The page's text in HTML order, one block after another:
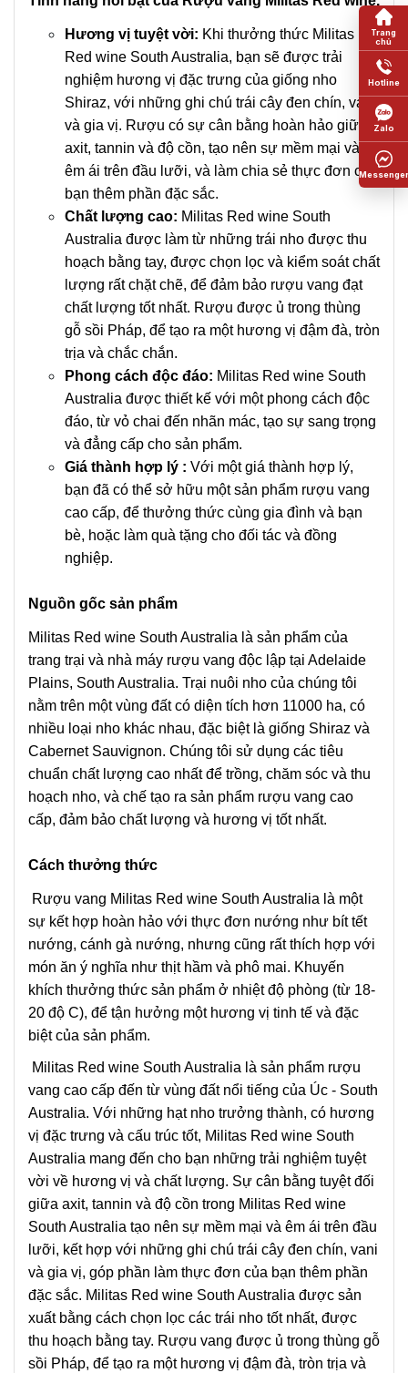
Hương vị tuyệt vời: Khi thưởng thức Militas
Red wine South Australia, bạn sẽ được trải
nghiệm hương vị đặc trưng của giống nho
Shiraz, với những ghi chú trái cây đen chín, vani
và gia vị. Rượu có sự cân bằng hoàn hảo giữa
axit, tannin và độ cồn, tạo nên sự mềm mại và
êm ái trên đầu lưỡi, và làm chia sẻ thực đơn của
bạn thêm phần đặc sắc.
Chất lượng cao: Militas Red wine South
Australia được làm từ những trái nho được thu
hoạch bằng tay, được chọn lọc và kiểm soát chất
lượng rất chặt chẽ, để đảm bảo rượu vang đạt
chất lượng tốt nhất. Rượu được ủ trong thùng
gỗ sồi Pháp, để tạo ra một hương vị đậm đà, tròn
trịa và chắc chắn.
Phong cách độc đáo: Militas Red wine South
Australia được thiết kế với một phong cách độc
đáo, từ vỏ chai đến nhãn mác, tạo sự sang trọng
và đẳng cấp cho sản phẩm.
Giá thành hợp lý : Với một giá thành hợp lý,
bạn đã có thể sở hữu một sản phẩm rượu vang
cao cấp, để thưởng thức cùng gia đình và bạn
bè, hoặc làm quà tặng cho đối tác và đồng
nghiệp.
Nguồn gốc sản phẩm
Militas Red wine South Australia là sản phẩm của
trang trại và nhà máy rượu vang độc lập tại Adelaide
Plains, South Australia. Trại nuôi nho của chúng tôi
nằm trên một vùng đất có diện tích hơn 11000 ha, có
nhiều loại nho khác nhau, đặc biệt là giống Shiraz và
Cabernet Sauvignon. Chúng tôi sử dụng các tiêu
chuẩn chất lượng cao nhất để trồng, chăm sóc và thu
hoạch nho, và chế tạo ra sản phẩm rượu vang cao
cấp, đảm bảo chất lượng và hương vị tốt nhất.
Cách thưởng thức
Rượu vang Militas Red wine South Australia là một
sự kết hợp hoàn hảo với thực đơn nướng như bít tết
nướng, cánh gà nướng, nhưng cũng rất thích hợp với
món ăn ý nghĩa như thịt hầm và phô mai. Khuyến
khích thưởng thức sản phẩm ở nhiệt độ phòng (từ 18-
20 độ C), để tận hưởng một hương vị tinh tế và đặc
biệt của sản phẩm.
Militas Red wine South Australia là sản phẩm rượu
vang cao cấp đến từ vùng đất nổi tiếng của Úc - South
Australia. Với những hạt nho trưởng thành, có hương
vị đặc trưng và cấu trúc tốt, Militas Red wine South
Australia mang đến cho bạn những trải nghiệm tuyệt
vời về hương vị và chất lượng. Sự cân bằng tuyệt đối
giữa axit, tannin và độ cồn trong Militas Red wine
South Australia tạo nên sự mềm mại và êm ái trên đầu
lưỡi, kết hợp với những ghi chú trái cây đen chín, vani
và gia vị, góp phần làm thực đơn của bạn thêm phần
đặc sắc. Militas Red wine South Australia được sản
xuất bằng cách chọn lọc các trái nho tốt nhất, được
thu hoạch bằng tay. Rượu vang được ủ trong thùng gỗ
sồi Pháp, để tạo ra một hương vị đậm đà, tròn trịa và